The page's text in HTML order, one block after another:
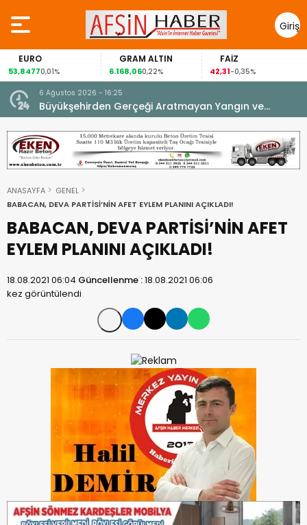
Giriş
Yap
EURO
53,84770,01%
GRAM ALTIN
6.168,060,22%
FAİZ
42,31-0,35%
6 Ağustos 2026 - 16:25
Büyükşehirden Gerçeği Aratmayan Yangın ve
Kurtarma Tatbikatı.
ANASAYFA
GENEL
BABACAN, DEVA PARTİSİ’NİN AFET EYLEM PLANINI AÇIKLADI!
BABACAN, DEVA PARTİSİ’NİN AFET
EYLEM PLANINI AÇIKLADI!
18.08.2021 06:04 Güncellenme :18.08.2021 06:06
kez görüntülendi